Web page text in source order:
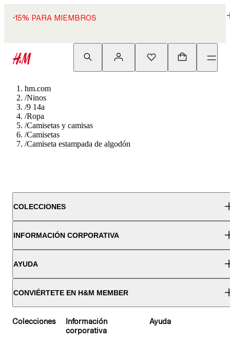
-15% PARA MIEMBROS
hm.com
/Ninos
/9 14a
/Ropa
/Camisetas y camisas
/Camisetas
/Camiseta estampada de algodón
COLECCIONES
INFORMACIÓN CORPORATIVA
AYUDA
CONVIÉRTETE EN H&M MEMBER
Colecciones
Información
corporativa
Ayuda